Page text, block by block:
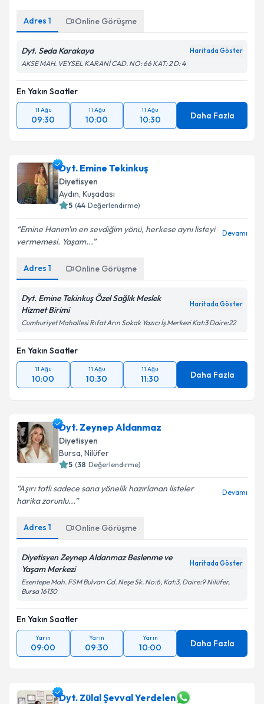
Takvim Talebini Gönder
Adres 1 Online Görüşme
Dyt. Seda Karakaya Haritada Göster
AKSE MAH. VEYSEL KARANİ CAD. NO: 66 KAT: 2 D: 4
En Yakın Saatler
11 Ağu
09:30
11 Ağu
10:00
11 Ağu
10:30 Daha Fazla
Dyt. Emine Tekinkuş
Diyetisyen
Aydın, Kuşadası
5 (44 Değerlendirme)
Emine Hanım'ın en sevdiğim yönü, herkese aynı listeyi
vermemesi. Yaşam...
Devamı
Adres 1 Online Görüşme
Dyt. Emine Tekinkuş Özel Sağlık Meslek
Hizmet Birimi
Haritada Göster
Cumhuriyet Mahallesi Rıfat Arın Sokak Yazıcı İş Merkezi Kat:3 Daire:22
En Yakın Saatler
11 Ağu
10:00
11 Ağu
10:30
11 Ağu
11:30 Daha Fazla
Dyt. Zeynep Aldanmaz
Diyetisyen
Bursa, Nilüfer
5 (38 Değerlendirme)
Aşırı tatlı sadece sana yönelik hazırlanan listeler
harika zorunlu...
Devamı
Adres 1 Online Görüşme
Diyetisyen Zeynep Aldanmaz Beslenme ve
Yaşam Merkezi
Haritada Göster
Esentepe Mah. FSM Bulvarı Cd. Neşe Sk. No:6, Kat:3, Daire:9 Nilüfer,
Bursa 16130
En Yakın Saatler
Yarın
09:00
Yarın
09:30
Yarın
10:00 Daha Fazla
Dyt. Zülal Şevval Yerdelen